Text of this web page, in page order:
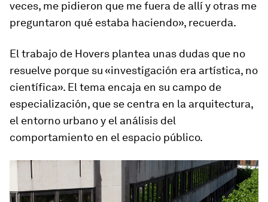
veces, me pidieron que me fuera de allí y otras me
preguntaron qué estaba haciendo», recuerda.
El trabajo de Hovers plantea unas dudas que no
resuelve porque su «investigación era artística, no
científica». El tema encaja en su campo de
especialización, que se centra en la arquitectura,
el entorno urbano y el análisis del
comportamiento en el espacio público.